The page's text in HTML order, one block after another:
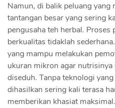
Namun, di balik peluang yang
tantangan besar yang sering
pengusaha teh herbal.
berkualitas tidaklah
yang mampu melakukan
ukuran mikron agar
diseduh. Tanpa teknologi
dihasilkan sering kali terasa
memberikan khasiat maksimal.